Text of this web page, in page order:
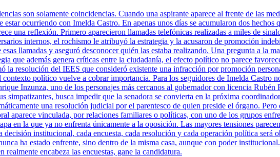
son solamente coincidencias. Cuando una aspirante aparece al frente de las
ocurriendo con Imelda Castro. En apenas unos días se acumularon dos hechos
una reflexión. Primero aparecieron llamadas telefónicas realizadas a miles de
internos, el rochismo le atribuyó la estrategia y la acusaron de promoción
llamadas y aseguró desconocer quién las estaba realizando. Una pregunta a la
que además genera críticas entre la ciudadanía, el efecto político no parece
la resolución del IEES que consideró existente una infracción por promoción
político vuelve a cobrar importancia. Para los seguidores de Imelda Castro
Inzunza, uno de los personajes más cercanos al gobernador con licencia
simpatizantes, busca impedir que la senadora se convierta en la próxima
una resolución judicial por el parentesco de quien preside el órgano.
aparece vinculada, por relaciones familiares o políticas, con uno de los grupos
en la que ya no enfrenta únicamente a la oposición. Las mayores tensiones
institucional, cada encuesta, cada resolución y cada operación política
ha estado enfrente, sino dentro de la misma casa, aunque con poder
encabeza las encuestas, gane la candidatura.